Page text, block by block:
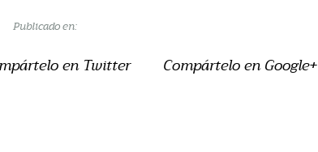
Publicado en:
en Twitter Compártelo en Google+